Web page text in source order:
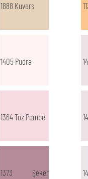
1888 Kuvars
1405 Pudra
1364 Toz Pembe
1373 Şeker